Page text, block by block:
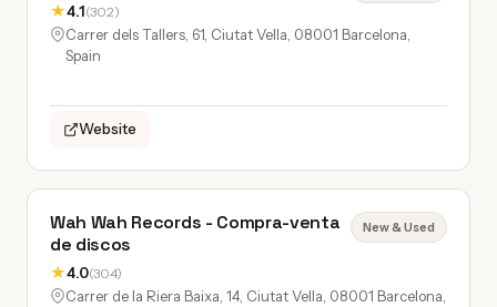
★4.1(302)
Carrer dels Tallers, 61, Ciutat Vella, 08001 Barcelona,
Spain
Website
Wah Wah Records - Compra-venta
de discos
★4.0(304)
New & Used
Carrer de la Riera Baixa, 14, Ciutat Vella, 08001 Barcelona,